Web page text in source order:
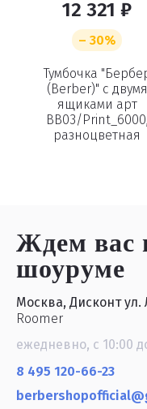
12 321 ₽
– 30%
Тумбочка
(Berber)" с двумя
ящиками арт
BB03/Print_6000,
разноцветная
Ждем вас
шоуруме
Москва, Дисконт
Roomer
ежедневно, с 10:00
8 495 120-66-23